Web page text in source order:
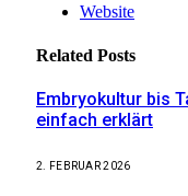
Website
Related Posts
Embryokultur bis
einfach erklärt
2. FEBRUAR 2026